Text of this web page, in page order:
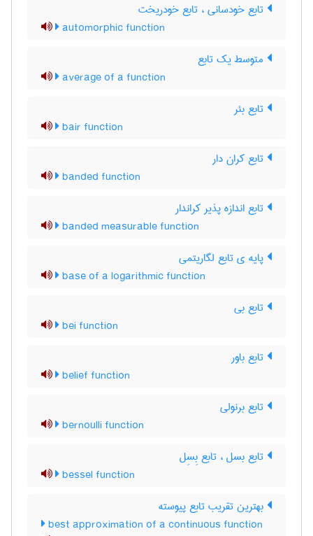
تابع خودسانی ، تابع خودریخت
automorphic function
متوسط یک تابع
average of a function
تابع بئر
bair function
تابع کران دار
banded function
تابع اندازه پذیر کراندار
banded measurable function
پایه ی تابع لگاریتمی
base of a logarithmic function
تابع بی
bei function
تابع باور
belief function
تابع برنولی
bernoulli function
تابع بسل ، تابع بِسِل
bessel function
بهترین تقریب تابع پیوسته
best approximation of a continuous function